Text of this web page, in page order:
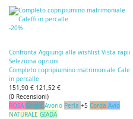
-20%
Confronta Aggiungi alla wishlist Vista
Seleziona opzioni
Completo copripiumino matrimoniale
in percalle
151,90 € 121,52 €
(0 Recensioni)
ROSA Grigio Avorio Perla +5 Corda Avio
NATURALE GIADA